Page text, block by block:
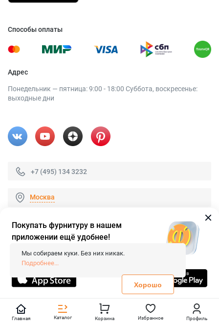
Способы оплаты
Адрес
Понедельник — пятница: 9:00 - 18:00 Суббота, воскресенье:
выходные дни
+7 (495) 134 3232
Москва
© 2026 «FieraShop.ru»
Сопровождение сайта
- Вебформат.
Все права защищены.
Не является публичной офертой
Политика конфиденциальности
Главная Каталог Корзина Избранное Профиль
Покупать фурнитуру в нашем
приложении ещё удобнее!
Мы собираем куки. Без них никак.
Подробнее...
Хорошо